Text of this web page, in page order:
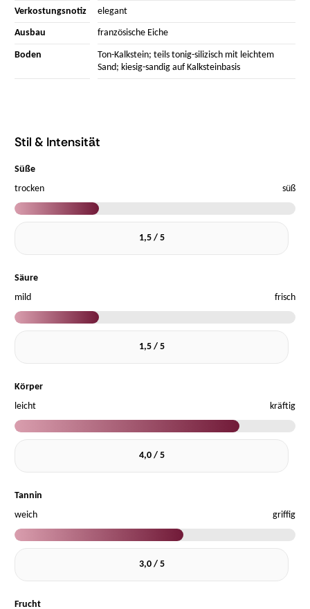
Verkostungsnotiz elegant
Ausbau französische Eiche
Boden
Ton-Kalkstein; teils tonig-silizisch mit leichtem
Sand; kiesig-sandig auf Kalksteinbasis
Stil & Intensität
Süße
trocken
süß
1,5 / 5
Säure
mild
frisch
1,5 / 5
Körper
leicht
kräftig
4,0 / 5
Tannin
weich
griffig
3,0 / 5
Frucht